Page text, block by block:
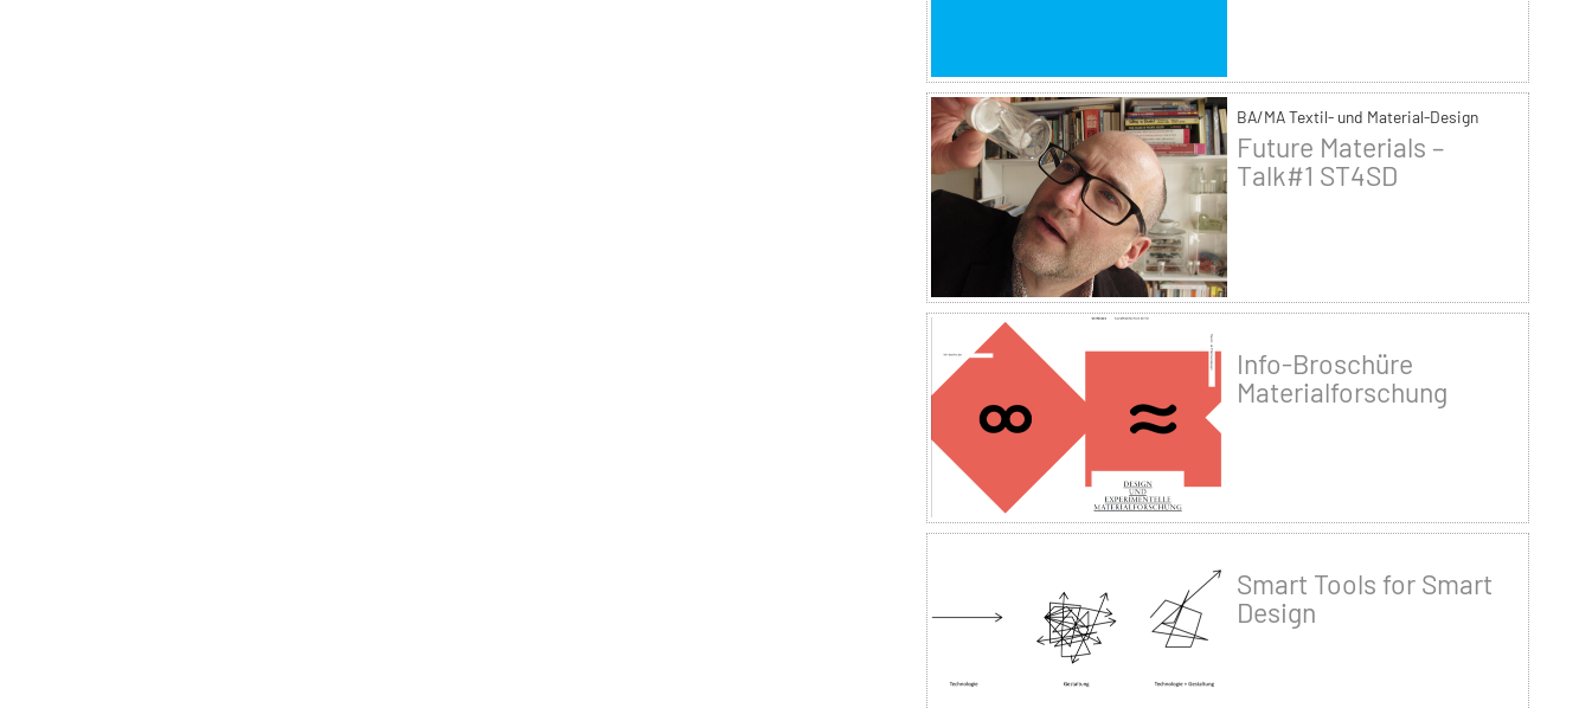
BA/MA Textil- und Material-Design
Future Materials –
Talk#1 ST4SD
Info-Broschüre
Materialforschung
Smart Tools for Smart
Design